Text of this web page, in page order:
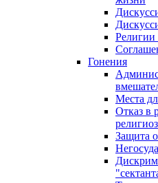
Религии
Гонения
Места
Отказ в
Защита